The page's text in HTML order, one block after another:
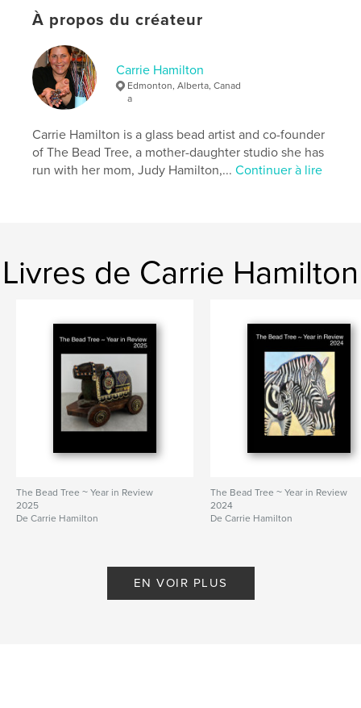
Format choisi:
# de pages: 110
Date de publication:
LangueEnglish
Mots-clés
jewelry , glass
À propos du créateur
Carrie Hamilton
Edmonton, Alberta, Canad
a
Carrie Hamilton is a glass bead artist and co-founder
of The Bead Tree, a mother-daughter studio she has
run with her mom, Judy Hamilton,...Continuer à lire
Livres de Carrie Hamilton
The Bead Tree ~ Year in Review
2025
De Carrie Hamilton
The Bead Tree ~ Year in Review
2024
De Carrie Hamilton
EN VOIR PLUS